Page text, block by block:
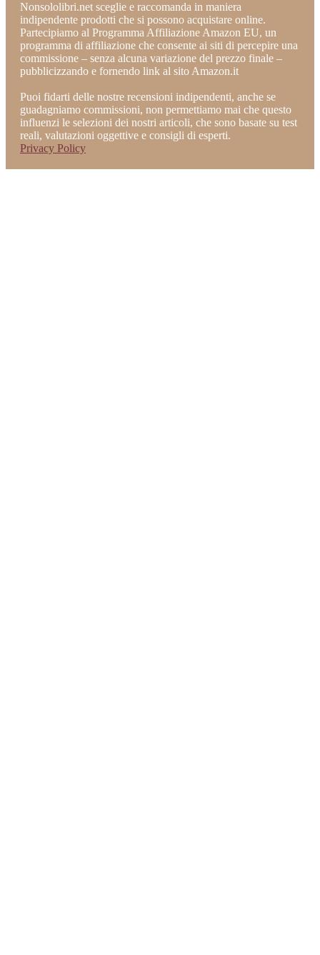
Nonsololibri.net sceglie e raccomanda in maniera
indipendente prodotti che si possono acquistare online.
Partecipiamo al Programma Affiliazione Amazon EU, un
programma di affiliazione che consente ai siti di percepire una
commissione – senza alcuna variazione del prezzo finale –
pubblicizzando e fornendo link al sito Amazon.it
Puoi fidarti delle nostre recensioni indipendenti, anche se
guadagniamo commissioni, non permettiamo mai che questo
influenzi le selezioni dei nostri articoli, che sono basate su test
reali, valutazioni oggettive e consigli di esperti.
Privacy Policy